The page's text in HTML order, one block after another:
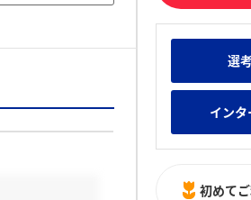
みんなの新卒就職人気企業ランキン
28卒 IT・DX現場社員インタビュー
選
イン
初めて